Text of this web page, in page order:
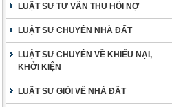
LUẬT SƯ TƯ VẤN THU HỒI NỢ
LUẬT SƯ CHUYÊN NHÀ ĐẤT
LUẬT SƯ CHUYÊN VỀ KHIẾU NẠI,
KHỞI KIỆN
LUẬT SƯ GIỎI VỀ NHÀ ĐẤT